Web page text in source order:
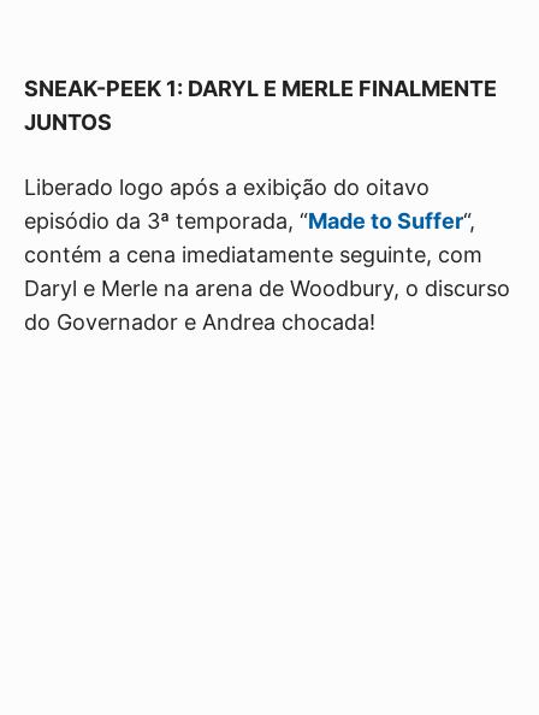
SNEAK-PEEK 1: DARYL E MERLE FINALMENTE
JUNTOS
Liberado logo após a exibição do oitavo
episódio da 3ª temporada, “Made to Suffer“,
contém a cena imediatamente seguinte, com
Daryl e Merle na arena de Woodbury, o discurso
do Governador e Andrea chocada!